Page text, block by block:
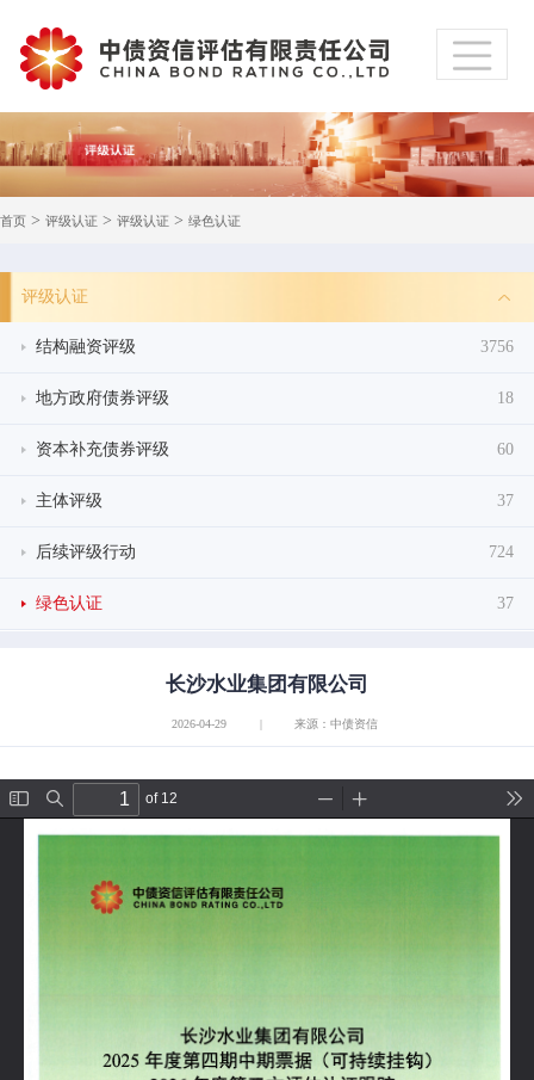
首页 > 评级认证 > 评级认证 > 绿色认证
评级认证
结构融资评级 3756
地方政府债券评级 18
资本补充债券评级 60
主体评级 37
后续评级行动 724
绿色认证 37
长沙水业集团有限公司
2026-04-29 | 来源：中债资信